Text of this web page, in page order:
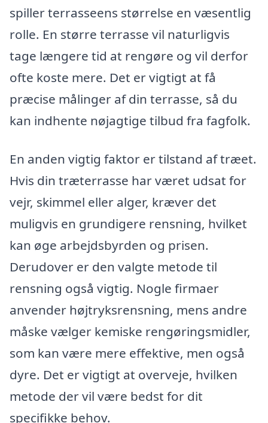
spiller terrasseens størrelse en væsentlig
rolle. En større terrasse vil naturligvis
tage længere tid at rengøre og vil derfor
ofte koste mere. Det er vigtigt at få
præcise målinger af din terrasse, så du
kan indhente nøjagtige tilbud fra fagfolk.
En anden vigtig faktor er tilstand af træet.
Hvis din træterrasse har været udsat for
vejr, skimmel eller alger, kræver det
muligvis en grundigere rensning, hvilket
kan øge arbejdsbyrden og prisen.
Derudover er den valgte metode til
rensning også vigtig. Nogle firmaer
anvender højtryksrensning, mens andre
måske vælger kemiske rengøringsmidler,
som kan være mere effektive, men også
dyre. Det er vigtigt at overveje, hvilken
metode der vil være bedst for dit
specifikke behov.